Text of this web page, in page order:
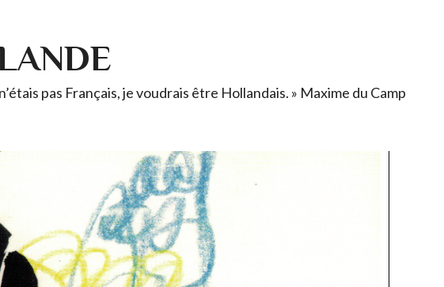
pas Français, je voudrais être Hollandais. » Maxime du Camp